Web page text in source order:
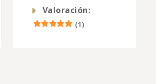
Valoración:
(1)